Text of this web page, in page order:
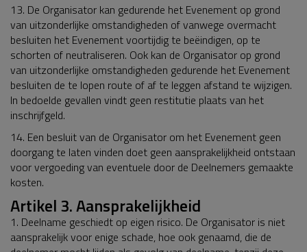
13. De Organisator kan gedurende het Evenement op grond
van uitzonderlijke omstandigheden of vanwege overmacht
besluiten het Evenement voortijdig te beëindigen, op te
schorten of neutraliseren. Ook kan de Organisator op grond
van uitzonderlijke omstandigheden gedurende het Evenement
besluiten de te lopen route of af te leggen afstand te wijzigen.
In bedoelde gevallen vindt geen restitutie plaats van het
inschrijfgeld.
14. Een besluit van de Organisator om het Evenement geen
doorgang te laten vinden doet geen aansprakelijkheid ontstaan
voor vergoeding van eventuele door de Deelnemers gemaakte
kosten.
Artikel 3. Aansprakelijkheid
1. Deelname geschiedt op eigen risico. De Organisator is niet
aansprakelijk voor enige schade, hoe ook genaamd, die de